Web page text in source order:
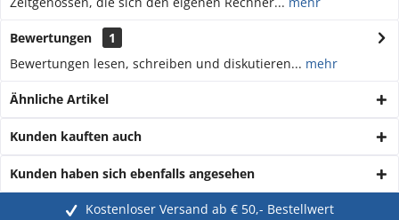
Bewertungen
1
Bewertungen lesen, schreiben und diskutieren... mehr
Ähnliche Artikel
Kunden kauften auch
Kunden haben sich ebenfalls angesehen
Kostenloser Versand ab € 50,- Bestellwert